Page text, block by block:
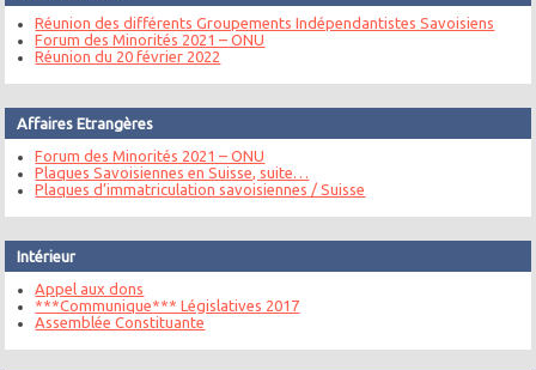
Réunion des différents Groupements Indépendantistes Savoisiens
Forum des Minorités 2021 – ONU
Réunion du 20 février 2022
Affaires Etrangères
Forum des Minorités 2021 – ONU
Plaques Savoisiennes en Suisse, suite…
Plaques d’immatriculation savoisiennes / Suisse
Intérieur
Appel aux dons
***Communique*** Législatives 2017
Assemblée Constituante